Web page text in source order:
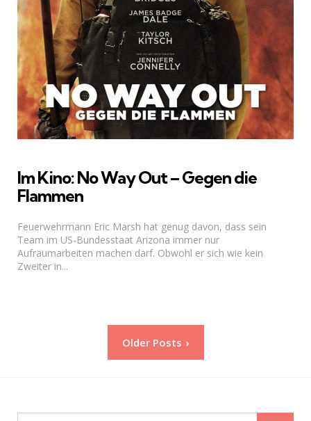
Im Kino: No Way Out – Gegen die
Flammen
Feuerwehrmann Eric Marsh hat genug davon, dass sein
Team im US-Bundesstaat Arizona immer nur
Aufräumarbeiten machen darf. Obwohl er sich wie kein
Zweiter in...
Seitennummerierung
Older Posts